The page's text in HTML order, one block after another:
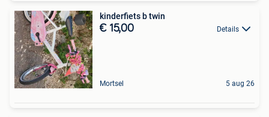
kinderfiets b twin
€ 15,00 Details
Mortsel 5 aug 26